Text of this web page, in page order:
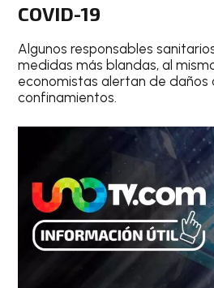
COVID-19
Algunos responsables
medidas más blandas, al
economistas alertan de daños
confinamientos.